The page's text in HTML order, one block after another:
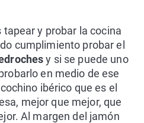
y probar la cocina
cumplimiento probar el
y si se puede uno
en medio de ese
ibérico que es el
mejor que mejor, que
Al margen del jamón